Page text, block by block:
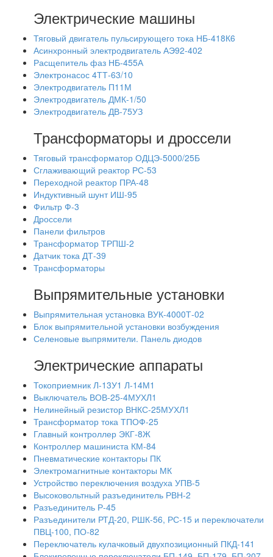
Электрические машины
Тяговый двигатель пульсирующего тока НБ-418К6
Асинхронный электродвигатель АЭ92-402
Расщепитель фаз НБ-455А
Электронасос 4ТТ-63/10
Электродвигатель П11М
Электродвигатель ДМК-1/50
Электродвигатель ДВ-75УЗ
Трансформаторы и дроссели
Тяговый трансформатор ОДЦЭ-5000/25Б
Сглаживающий реактор РС-53
Переходной реактор ПРА-48
Индуктивный шунт ИШ-95
Фильтр Ф-3
Дроссели
Панели фильтров
Трансформатор ТРПШ-2
Датчик тока ДТ-39
Трансформаторы
Выпрямительные установки
Выпрямительная установка ВУК-4000Т-02
Блок выпрямительной установки возбуждения
Селеновые выпрямители. Панель диодов
Электрические аппараты
Токоприемник Л-13У1 Л-14М1
Выключатель ВОВ-25-4МУХЛ1
Нелинейный резистор ВНКС-25МУХЛ1
Трансформатор тока ТПОФ-25
Главный контроллер ЭКГ-8Ж
Контроллер машиниста КМ-84
Пневматические контакторы ПК
Электромагнитные контакторы МК
Устройство переключения воздуха УПВ-5
Высоковольтный разъединитель РВН-2
Разъединитель Р-45
Разъединители РТД-20, РШК-56, РС-15 и переключатели
ПВЦ-100, ПО-82
Переключатель кулачковый двухпозиционный ПКД-141